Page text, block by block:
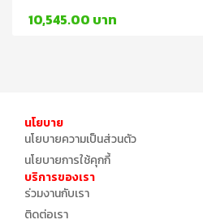
10,545.00 บาท
นโยบาย
นโยบายความเป็นส่วนตัว
นโยบายการใช้คุกกี้
บริการของเรา
ร่วมงานกับเรา
ติดต่อเรา